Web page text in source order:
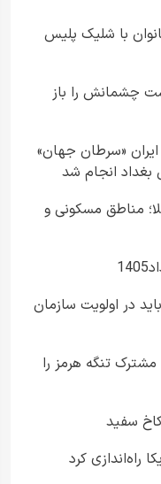
با شلیک پلیس
چشمانش را باز
«سرطان جهان»
بغداد انجام شد
مناطق مسکونی و
در اولویت سازمان
تنگه هرمز را
سفید